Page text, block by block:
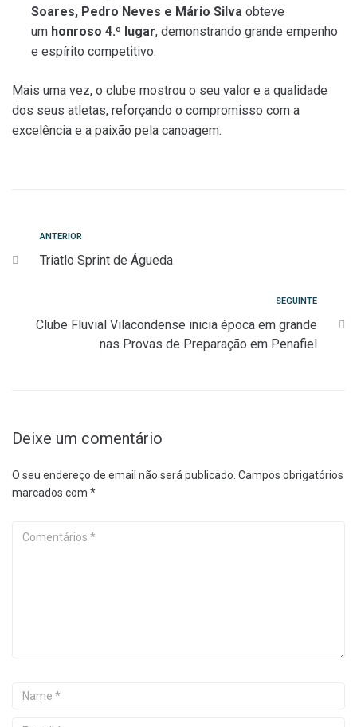
Soares, Pedro Neves e Mário Silva obteve
um honroso 4.º lugar, demonstrando grande empenho
e espírito competitivo.
Mais uma vez, o clube mostrou o seu valor e a qualidade
dos seus atletas, reforçando o compromisso com a
excelência e a paixão pela canoagem.
Navegação
de
Anterior
ANTERIOR
Triatlo Sprint de Águeda
SEGUINTE
Clube Fluvial Vilacondense inicia época em grande
nas Provas de Preparação em Penafiel
Deixe um comentário
O seu endereço de email não será publicado. Campos obrigatórios
marcados com *